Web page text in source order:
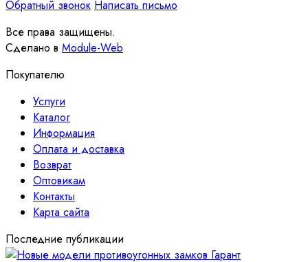
Обратный звонок Написать письмо
Все права защищены.
Сделано в Module-Web
Покупателю
Услуги
Каталог
Информация
Оплата и доставка
Возврат
Оптовикам
Контакты
Карта сайта
Последние публикации